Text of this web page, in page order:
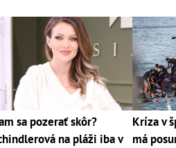
sa pozerať skôr?
na pláži iba v
Kríza v
má